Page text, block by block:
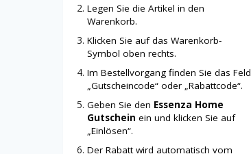
Legen Sie die Artikel in den
Warenkorb.
Klicken Sie auf das Warenkorb-
Symbol oben rechts.
Im Bestellvorgang finden Sie das Feld
„Gutscheincode“ oder „Rabattcode“.
Geben Sie den Essenza Home
Gutschein ein und klicken Sie auf
„Einlösen“.
Der Rabatt wird automatisch vom